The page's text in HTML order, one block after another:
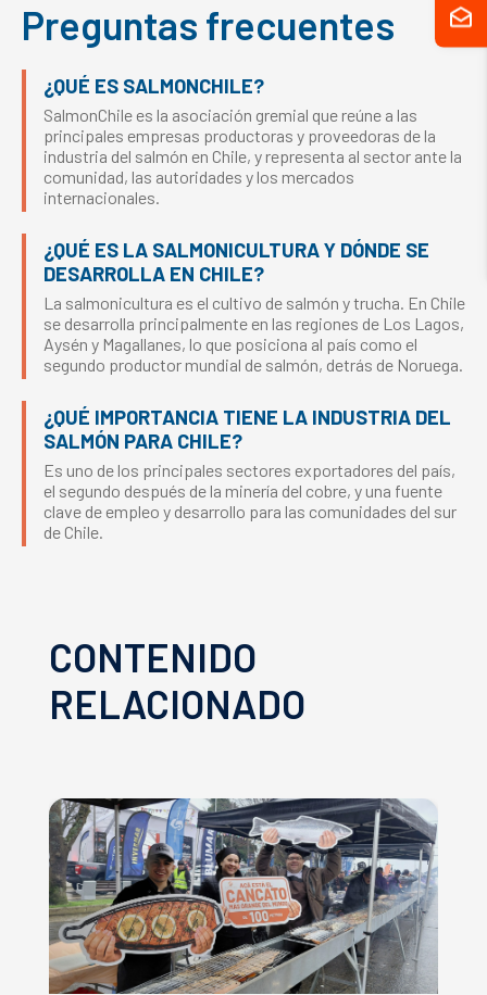
Preguntas frecuentes
¿QUÉ ES SALMONCHILE?
SalmonChile es la asociación gremial que reúne a las
principales empresas productoras y proveedoras de la
industria del salmón en Chile, y representa al sector ante la
comunidad, las autoridades y los mercados
internacionales.
¿QUÉ ES LA SALMONICULTURA Y DÓNDE SE
DESARROLLA EN CHILE?
La salmonicultura es el cultivo de salmón y trucha. En Chile
se desarrolla principalmente en las regiones de Los Lagos,
Aysén y Magallanes, lo que posiciona al país como el
segundo productor mundial de salmón, detrás de Noruega.
¿QUÉ IMPORTANCIA TIENE LA INDUSTRIA DEL
SALMÓN PARA CHILE?
Es uno de los principales sectores exportadores del país,
el segundo después de la minería del cobre, y una fuente
clave de empleo y desarrollo para las comunidades del sur
de Chile.
CONTENIDO
RELACIONADO